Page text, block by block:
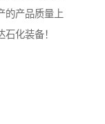
的产品质量上
化装备！